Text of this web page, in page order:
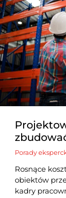
Porady
Rosnące
obiektów
kadry